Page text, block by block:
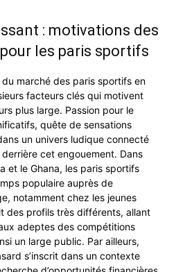
: motivations des
les paris sportifs
marché des paris sportifs en
facteurs clés qui motivent
plus large. Passion pour le
quête de sensations
un univers ludique connecté
cet engouement. Dans
et le Ghana, les paris sportifs
populaire auprès de
notamment chez les jeunes
des profils très différents, allant
adeptes des compétitions
un large public. Par ailleurs,
s’inscrit dans un contexte